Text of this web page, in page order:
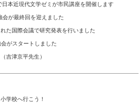
本近現代文学ゼミが市民講座を開催します
が最終回を迎えました
た国際会議で研究発表を行いました
がスタートしました
吉津京平先生）
学校へ行こう！